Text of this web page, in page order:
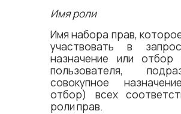
Имя роли
Имя набора прав,
участвовать в
назначение или
пользователя,
совокупное
отбор) всех
роли прав.